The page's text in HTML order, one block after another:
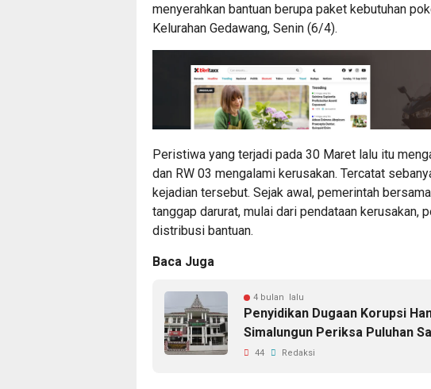
menyerahkan bantuan berupa paket kebutuhan
Kelurahan Gedawang, Senin (6/4).
Peristiwa yang terjadi pada 30 Maret lalu itu
dan RW 03 mengalami kerusakan. Tercatat
kejadian tersebut. Sejak awal, pemerintah
tanggap darurat, mulai dari pendataan kerusakan,
distribusi bantuan.
Baca Juga
4 bulan lalu
Penyidikan Dugaan Korupsi
Simalungun Periksa Puluhan
44 Redaksi